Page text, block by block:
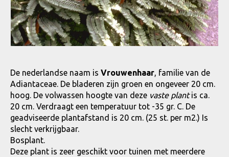
De nederlandse naam is Vrouwenhaar, familie van de
Adiantaceae. De bladeren zijn groen en ongeveer 20 cm.
hoog. De volwassen hoogte van deze vaste plantis ca.
20 cm. Verdraagt een temperatuur tot -35 gr. C. De
geadviseerde plantafstand is 20 cm. (25 st. per m2.) Is
slecht verkrijgbaar.
Bosplant.
Deze plant is zeer geschikt voor tuinen met meerdere